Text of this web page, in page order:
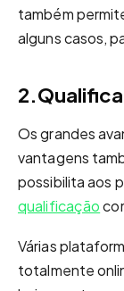
também
alguns casos,
Os grandes
vantagens
possibilita aos
qualificação
Várias
totalmente